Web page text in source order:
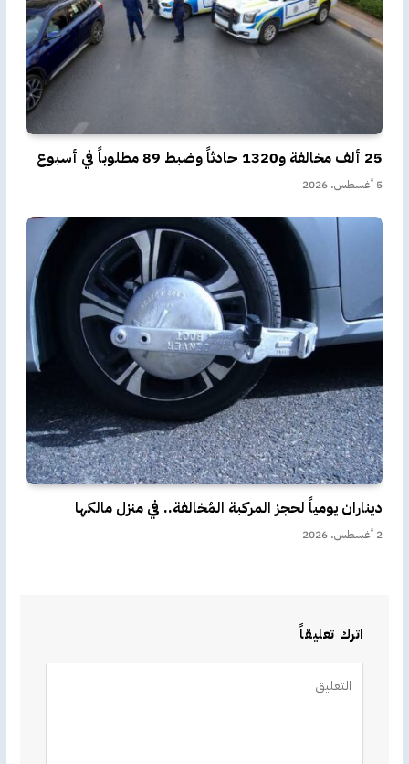
25 ألف مخالفة و1320 حادثاً وضبط 89 مطلوباً في أسبوع
5 أغسطس، 2026
ديناران يومياً لحجز المركبة المُخالفة.. في منزل مالكها
2 أغسطس، 2026
اترك تعليقاً